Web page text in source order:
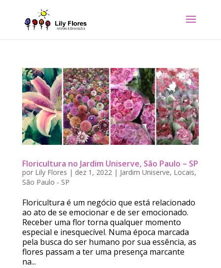
Floricultura no Jardim Uniserve, São Paulo – SP
por Lily Flores | dez 1, 2022| Jardim Uniserve, Locais,
São Paulo - SP
Floricultura é um negócio que está relacionado
ao ato de se emocionar e de ser emocionado.
Receber uma flor torna qualquer momento
especial e inesquecível. Numa época marcada
pela busca do ser humano por sua essência, as
flores passam a ter uma presença marcante
na...